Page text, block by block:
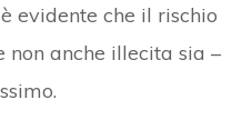
evidente che il rischio
anche illecita sia –